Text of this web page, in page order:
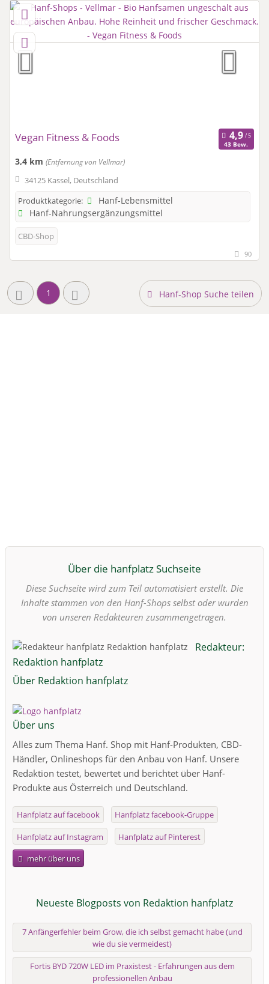
Vegan Fitness & Foods
43 Bew.
3,4 km (Entfernung von Vellmar)
34125 Kassel, Deutschland
Produktkategorie:
Hanf-Lebensmittel
Hanf-Nahrungsergänzungsmittel
CBD-Shop
90
1 Hanf-Shop Suche teilen
Über die hanfplatz Suchseite
Diese Suchseite wird zum Teil automatisiert erstellt. Die
Inhalte stammen von den Hanf-Shops selbst oder wurden
von unseren Redakteuren zusammengetragen.
Redakteur:
Redaktion hanfplatz
Über Redaktion hanfplatz
Über uns
Alles zum Thema Hanf. Shop mit Hanf-Produkten, CBD-
Händler, Onlineshops für den Anbau von Hanf. Unsere
Redaktion testet, bewertet und berichtet über Hanf-
Produkte aus Österreich und Deutschland.
Hanfplatz auf facebook Hanfplatz facebook-Gruppe
Hanfplatz auf Instagram Hanfplatz auf Pinterest
mehr über uns
Neueste Blogposts von Redaktion hanfplatz
7 Anfängerfehler beim Grow, die ich selbst gemacht habe (und
wie du sie vermeidest)
Fortis BYD 720W LED im Praxistest - Erfahrungen aus dem
professionellen Anbau